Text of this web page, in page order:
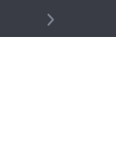
律师调解